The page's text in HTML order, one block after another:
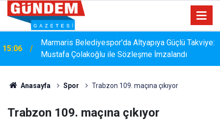
15:06
Marmaris Belediyespor'da Altyapıya Güçlü Takviye:
Mustafa Çolakoğlu ile Sözleşme İmzalandı
Anasayfa Spor Trabzon 109. maçına çıkıyor
Trabzon 109. maçına çıkıyor